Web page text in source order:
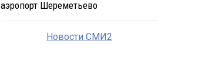
аэропорт Шереметьево
Новости СМИ2